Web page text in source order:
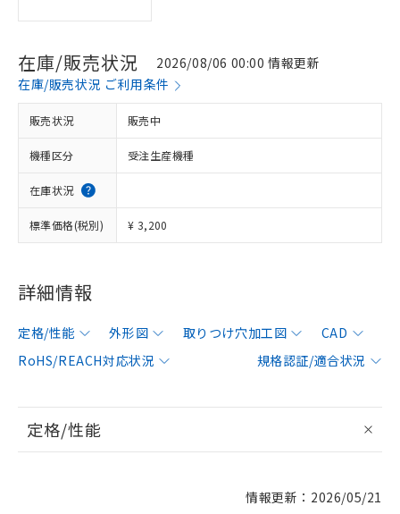
在庫/販売状況
2026/08/06 00:00 情報更新
在庫/販売状況 ご利用条件
販売状況 販売中
機種区分 受注生産機種
在庫状況
標準価格(税別) ¥ 3,200
詳細情報
定格/性能 外形図 取りつけ穴加工図
CAD
RoHS/REACH対応状況
規格認証/適合状況
定格/性能
情報更新：2026/05/21